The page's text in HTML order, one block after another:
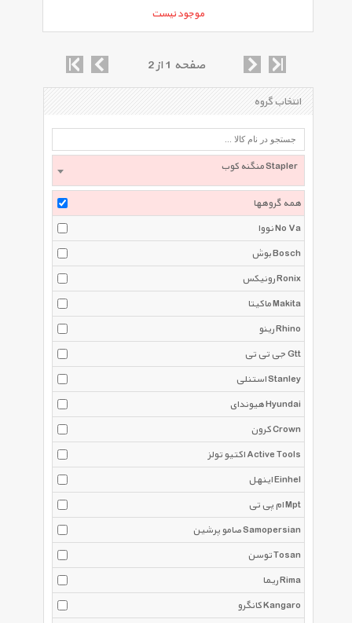
موجود نیست
صفحه 1 از 2
انتخاب گروه
منگنه کوب Stapler
همه گروهها
نووا No Va
بوش Bosch
رونیکس Ronix
ماکیتا Makita
رینو Rhino
جی تی تی Gtt
استنلی Stanley
هیوندای Hyundai
کرون Crown
اکتیو تولز Active Tools
اینهل Einhel
ام پی تی Mpt
صامو پرشین Samopersian
توسن Tosan
ریما Rima
کانگرو Kangaro